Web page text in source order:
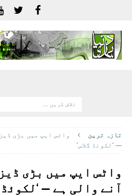
تازہ ترين
واٹس ایپ میں بڑی
— ‘لکوئڈ گلاس’
واٹس ایپ میں بڑی
آنے والی ہے — ‘لکوئڈ